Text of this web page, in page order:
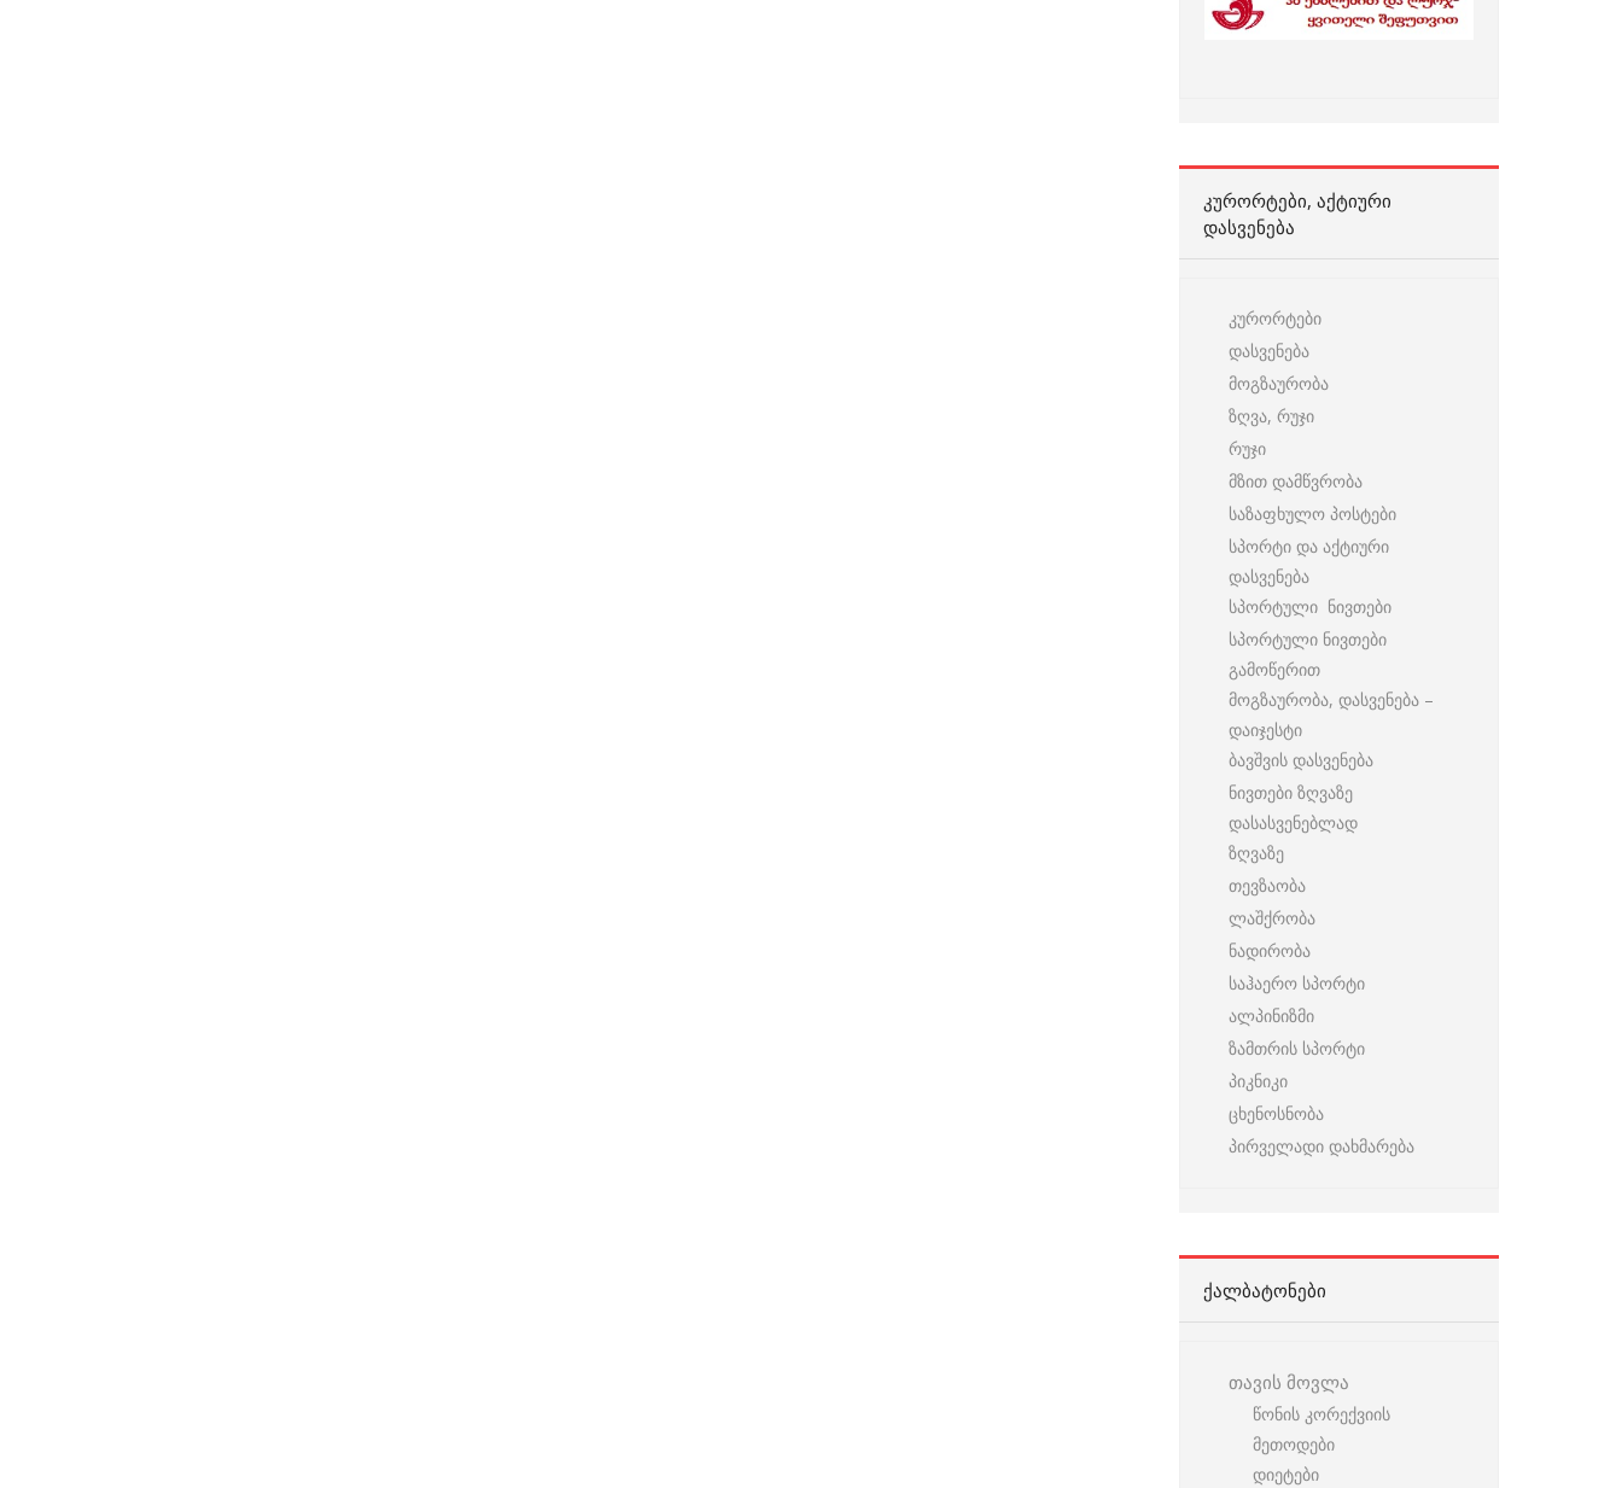
ᲙᲣᲠᲝᲠᲢᲔᲑᲘ, ᲐᲥᲢᲘᲣᲠᲘ
ᲓᲐᲡᲕᲔᲜᲔᲑᲐ
კურორტები
დასვენება
მოგზაურობა
ზღვა, რუჯი
რუჯი
მზით დამწვრობა
საზაფხულო პოსტები
სპორტი და აქტიური
დასვენება
სპორტული ნივთები
სპორტული ნივთები
გამოწერით
მოგზაურობა, დასვენება –
დაიჯესტი
ბავშვის დასვენება
ნივთები ზღვაზე
დასასვენებლად
ზღვაზე
თევზაობა
ლაშქრობა
ნადირობა
საჰაერო სპორტი
ალპინიზმი
ზამთრის სპორტი
პიკნიკი
ცხენოსნობა
პირველადი დახმარება
ᲥᲐᲚᲑᲐᲢᲝᲜᲔᲑᲘ
თავის მოვლა
წონის კორექვიის
მეთოდები
დიეტები